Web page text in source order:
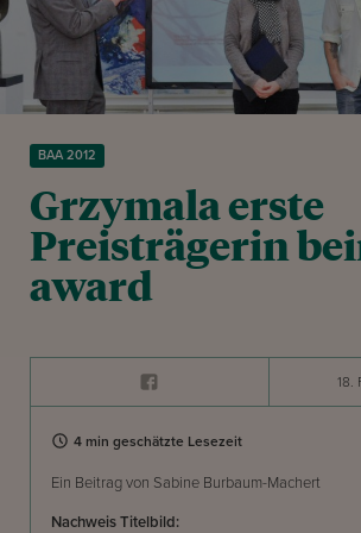
BAA 2012
Grzymala erste
Preisträgerin
award
18.
4 min geschätzte Lesezeit
Ein Beitrag von Sabine Burbaum-Machert
Nachweis Titelbild: